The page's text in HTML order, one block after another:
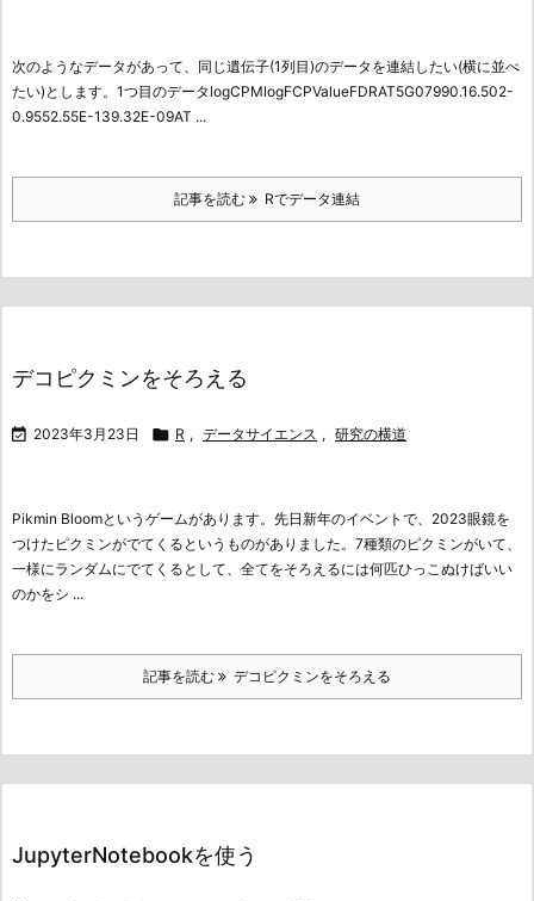
次のようなデータがあって、同じ遺伝子(1列目)のデータを連結したい(横に並べ
たい)とします。 1つ目のデータlogCPMlogFCPValueFDRAT5G07990.16.502-
0.9552.55E-139.32E-09AT ...
記事を読む Rでデータ連結
デコピクミンをそろえる
 2023年3月23日  R , データサイエンス , 研究の横道
Pikmin Bloomというゲームがあります。先日新年のイベントで、2023眼鏡を
つけたピクミンがでてくるというものがありました。7種類のピクミンがいて、
一様にランダムにでてくるとして、全てをそろえるには何匹ひっこぬけばいい
のかをシ ...
記事を読む デコピクミンをそろえる
JupyterNotebookを使う